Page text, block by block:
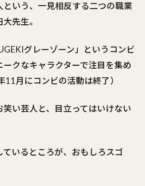
いう、一見相反する二つの職業
先生。
グレーゾーン」というコンビ
クなキャラクターで注目を集め
11月にコンビの活動は終了）
笑い芸人と、目立ってはいけない
いるところが、おもしろスゴ